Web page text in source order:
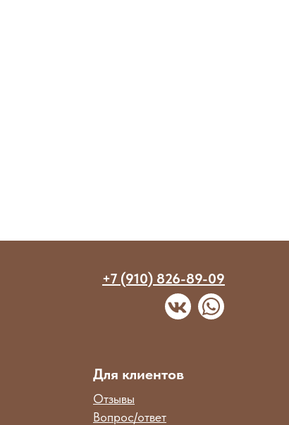
Для клиентов
Отзывы
Вопрос/ответ
+7 (910) 826-89-09